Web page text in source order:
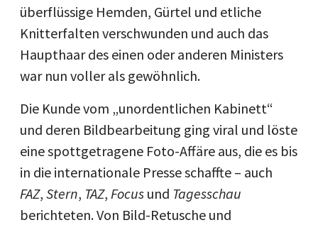
überflüssige Hemden, Gürtel und etliche
Knitterfalten verschwunden und auch das
Haupthaar des einen oder anderen Ministers
war nun voller als gewöhnlich.
Die Kunde vom „unordentlichen Kabinett“
und deren Bildbearbeitung ging viral und löste
eine spottgetragene Foto-Affäre aus, die es bis
in die internationale Presse schaffte – auch
FAZ, Stern, TAZ, Focus und Tagesschau
berichteten. Von Bild-Retusche und